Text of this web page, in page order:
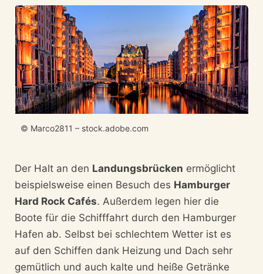
© Marco2811 – stock.adobe.com
Der Halt an den Landungsbrücken ermöglicht
beispielsweise einen Besuch des Hamburger
Hard Rock Cafés. Außerdem legen hier die
Boote für die Schifffahrt durch den Hamburger
Hafen ab. Selbst bei schlechtem Wetter ist es
auf den Schiffen dank Heizung und Dach sehr
gemütlich und auch kalte und heiße Getränke